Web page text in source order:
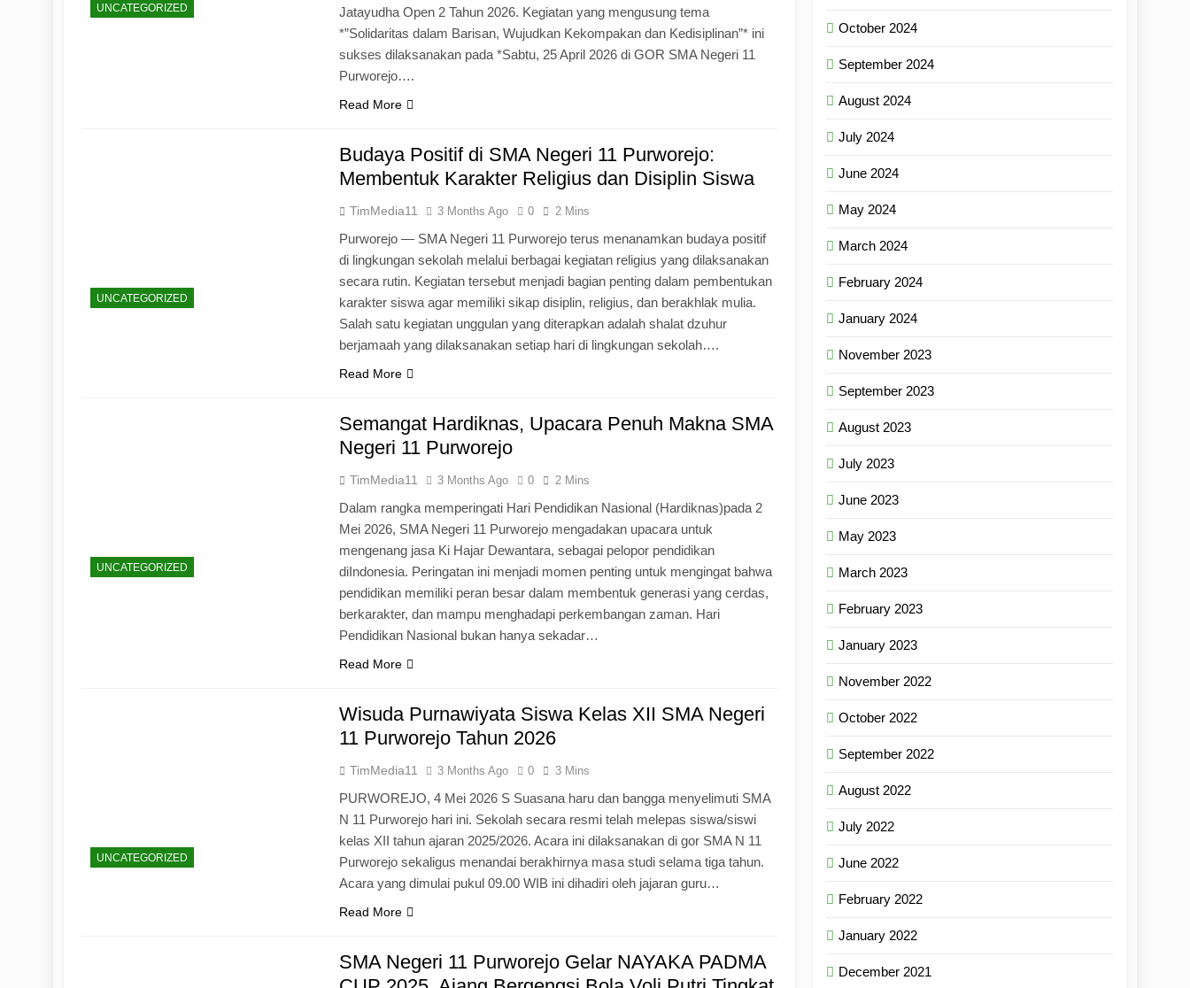
UNCATEGORIZED
Jatayudha Open 2 Tahun 2026. Kegiatan yang mengusung tema
*”Solidaritas dalam Barisan, Wujudkan Kekompakan dan Kedisiplinan”* ini
sukses dilaksanakan pada *Sabtu, 25 April 2026 di GOR SMA Negeri 11
Purworejo….
Read More
UNCATEGORIZED
Budaya Positif di SMA Negeri 11 Purworejo:
Membentuk Karakter Religius dan Disiplin Siswa
TimMedia11 3 Months Ago 0 2 Mins
Purworejo — SMA Negeri 11 Purworejo terus menanamkan budaya positif
di lingkungan sekolah melalui berbagai kegiatan religius yang dilaksanakan
secara rutin. Kegiatan tersebut menjadi bagian penting dalam pembentukan
karakter siswa agar memiliki sikap disiplin, religius, dan berakhlak mulia.
Salah satu kegiatan unggulan yang diterapkan adalah shalat dzuhur
berjamaah yang dilaksanakan setiap hari di lingkungan sekolah….
Read More
UNCATEGORIZED
Semangat Hardiknas, Upacara Penuh Makna SMA
Negeri 11 Purworejo
TimMedia11 3 Months Ago 0 2 Mins
Dalam rangka memperingati Hari Pendidikan Nasional (Hardiknas)pada 2
Mei 2026, SMA Negeri 11 Purworejo mengadakan upacara untuk
mengenang jasa Ki Hajar Dewantara, sebagai pelopor pendidikan
diIndonesia. Peringatan ini menjadi momen penting untuk mengingat bahwa
pendidikan memiliki peran besar dalam membentuk generasi yang cerdas,
berkarakter, dan mampu menghadapi perkembangan zaman. Hari
Pendidikan Nasional bukan hanya sekadar…
Read More
UNCATEGORIZED
Wisuda Purnawiyata Siswa Kelas XII SMA Negeri
11 Purworejo Tahun 2026
TimMedia11 3 Months Ago 0 3 Mins
PURWOREJO, 4 Mei 2026 S Suasana haru dan bangga menyelimuti SMA
N 11 Purworejo hari ini. Sekolah secara resmi telah melepas siswa/siswi
kelas XII tahun ajaran 2025/2026. Acara ini dilaksanakan di gor SMA N 11
Purworejo sekaligus menandai berakhirnya masa studi selama tiga tahun.
Acara yang dimulai pukul 09.00 WIB ini dihadiri oleh jajaran guru…
Read More
SMA Negeri 11 Purworejo Gelar NAYAKA PADMA
October 2024
September 2024
August 2024
July 2024
June 2024
May 2024
March 2024
February 2024
January 2024
November 2023
September 2023
August 2023
July 2023
June 2023
May 2023
March 2023
February 2023
January 2023
November 2022
October 2022
September 2022
August 2022
July 2022
June 2022
February 2022
January 2022
December 2021